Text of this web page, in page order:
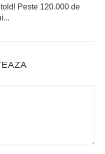
Peste 120.000 de